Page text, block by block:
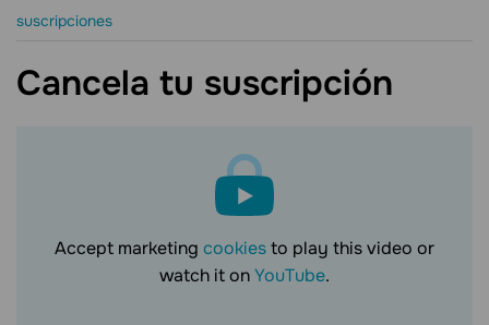
suscripciones
Cancela tu suscripción
Accept marketing cookiesto play this video or
watch it onYouTube.